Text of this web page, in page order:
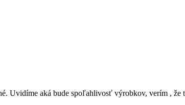
Uvidíme aká bude spoľahlivosť výrobkov, verím , že